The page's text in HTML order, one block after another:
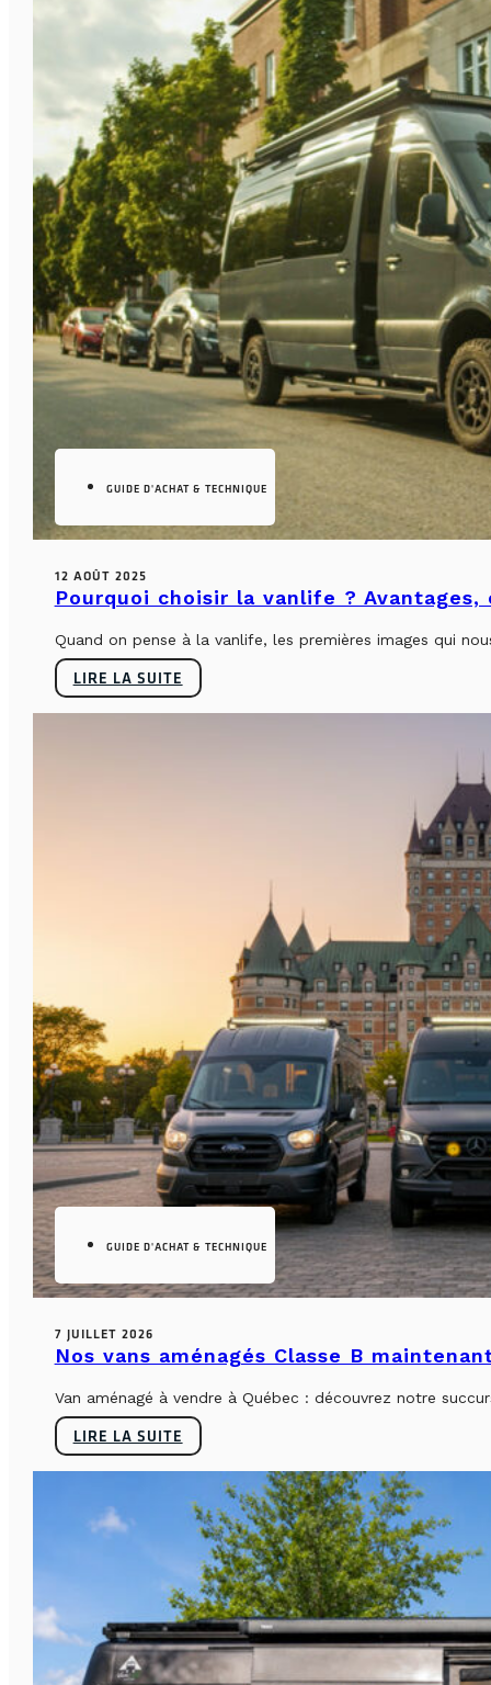
GUIDE D'ACHAT & TECHNIQUE
12 AOÛT 2025
Pourquoi choisir la vanlife ?
Quand on pense à la vanlife, les premières images qui
LIRE LA SUITE
GUIDE D'ACHAT & TECHNIQUE
7 JUILLET 2026
Nos vans aménagés Classe B
Van aménagé à vendre à Québec : découvrez notre
LIRE LA SUITE